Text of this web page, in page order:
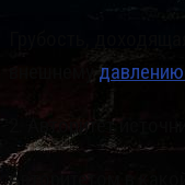
2. Авторитет
Авторитетом в